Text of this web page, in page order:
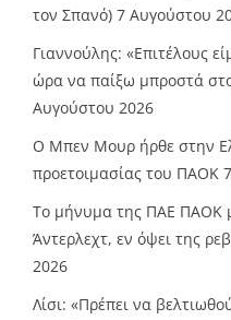
τον Σπανό) 7 Αυγούστου
Γιαννούλης: «Επιτέλους
ώρα να παίξω μπροστά
Αυγούστου 2026
O Mπεν Μουρ ήρθε στην
προετοιμασίας του ΠΑΟΚ
Το μήνυμα της ΠΑΕ ΠΑΟΚ
Άντερλεχτ, εν όψει της
2026
Λίσι: «Πρέπει να